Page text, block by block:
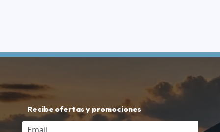
Recibe ofertas y promociones
Email